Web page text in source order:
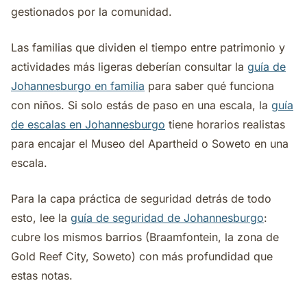
gestionados por la comunidad.
Las familias que dividen el tiempo entre patrimonio y
actividades más ligeras deberían consultar la guía de
Johannesburgo en familia para saber qué funciona
con niños. Si solo estás de paso en una escala, la guía
de escalas en Johannesburgo tiene horarios realistas
para encajar el Museo del Apartheid o Soweto en una
escala.
Para la capa práctica de seguridad detrás de todo
esto, lee la guía de seguridad de Johannesburgo:
cubre los mismos barrios (Braamfontein, la zona de
Gold Reef City, Soweto) con más profundidad que
estas notas.